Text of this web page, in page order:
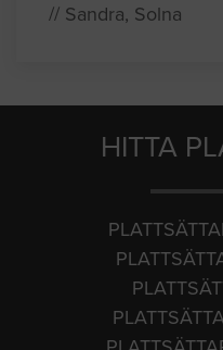
// Sandra, Solna
HITTA